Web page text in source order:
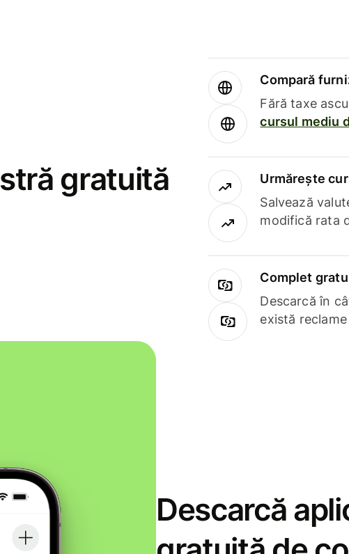
gratuită
Compară
Fără taxe
cursul mediu
Urmărește
Salvează
modifică rata
Complet
Descarcă în
există
Descarcă